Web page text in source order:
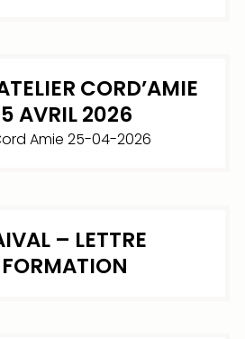
CORD’AMIE
AVRIL 2026
Amie 25-04-2026
– LETTRE